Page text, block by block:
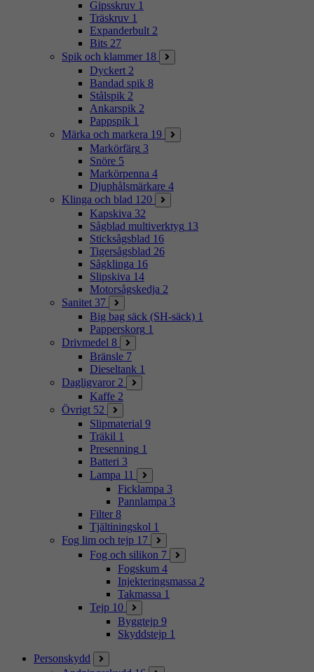
Gipsskruv 1
Träskruv 1
Expanderbult 2
Bits 27
Spik och klammer 18
Dyckert 2
Bandad spik 8
Stålspik 2
Ankarspik 2
Pappspik 1
Märka och markera 19
Markörfärg 3
Snöre 5
Markörpenna 4
Djuphålsmärkare 4
Klinga och blad 120
Kapskiva 32
Sågblad multiverktyg 13
Sticksågsblad 16
Tigersågsblad 26
Sågklinga 16
Slipskiva 14
Motorsågskedja 2
Sanitet 37
Big bag säck (SH-säck) 1
Papperskorg 1
Drivmedel 8
Bränsle 7
Dieseltank 1
Dagligvaror 2
Kaffe 2
Övrigt 52
Slipmaterial 9
Träkil 1
Presenning 1
Batteri 3
Lampa 11
Ficklampa 3
Pannlampa 3
Filter 8
Tjältiningskol 1
Fog lim och tejp 17
Fog och silikon 7
Fogskum 4
Injekteringsmassa 2
Takmassa 1
Tejp 10
Byggtejp 9
Skyddstejp 1
Personskydd